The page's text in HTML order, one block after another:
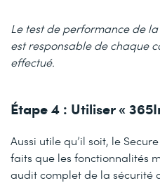
Le test de performance de
est responsable de chaque
effectué.
Étape 4 : Utiliser «
Aussi utile qu’il soit, le
faits que les fonctionnalités
audit complet de la sécurité